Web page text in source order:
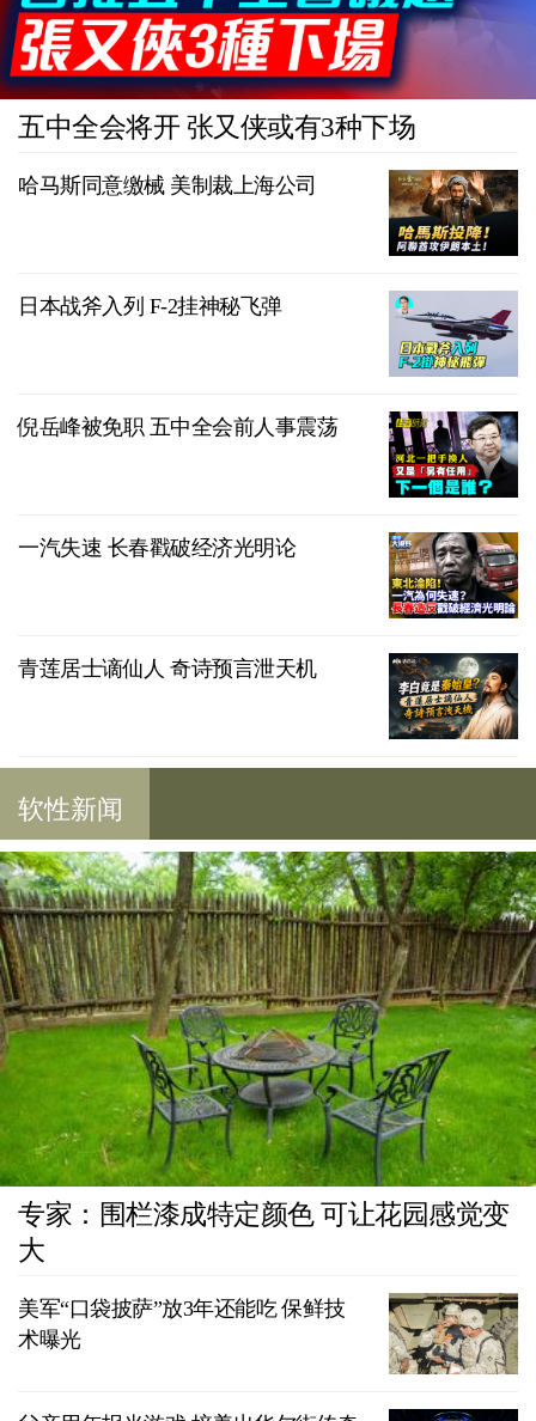
五中全会将开 张又侠或有3种下场
哈马斯同意缴械 美制裁上海公司
日本战斧入列 F-2挂神秘飞弹
倪岳峰被免职 五中全会前人事震荡
一汽失速 长春戳破经济光明论
青莲居士谪仙人 奇诗预言泄天机
软性新闻
专家：围栏漆成特定颜色 可让花园感觉变
大
美军“口袋披萨”放3年还能吃 保鲜技
术曝光